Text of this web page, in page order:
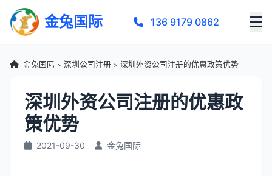
金兔国际 136 9179 0862
金兔国际 > 深圳公司注册 > 深圳外资公司注册的优惠政策优势
深圳外资公司注册的优惠政
策优势
2021-09-30 金兔国际